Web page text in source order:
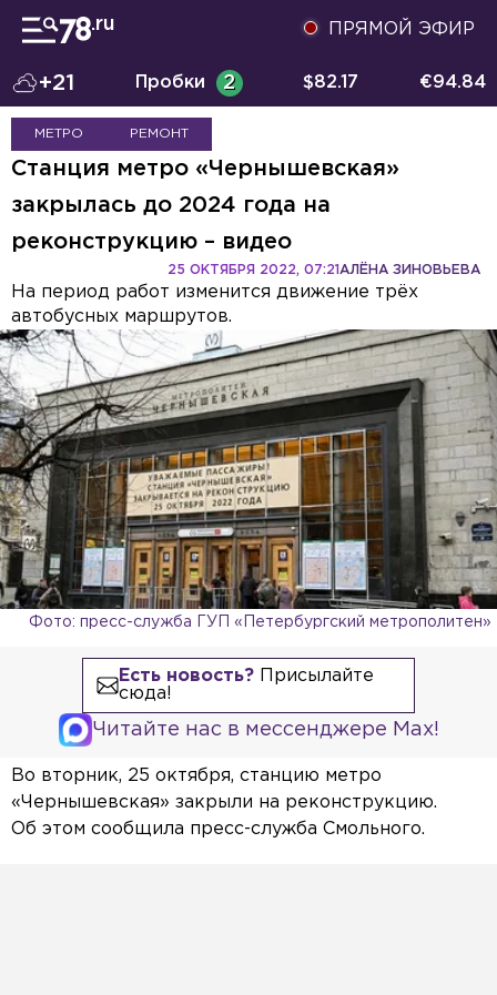
ПРЯМОЙ ЭФИР
+21 Пробки 2 $82.17 €94.84
МЕТРО РЕМОНТ
Станция метро «Чернышевская»
закрылась до 2024 года на
реконструкцию – видео
АЛЁНА ЗИНОВЬЕВА
25 ОКТЯБРЯ 2022, 07:21
На период работ изменится движение трёх
автобусных маршрутов.
Фото: пресс-служба ГУП «Петербургский метрополитен»
Есть новость?Присылайте
сюда!
Читайте нас в мессенджере Max!
Во вторник, 25 октября, станцию метро
«Чернышевская» закрыли на реконструкцию.
Об этом сообщила пресс-служба Смольного.